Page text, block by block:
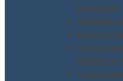
integrati
Sistema
GDPR